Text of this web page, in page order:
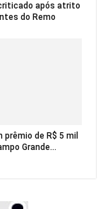
após atrito
do Remo
prêmio de R$ 5 mil
Grande...